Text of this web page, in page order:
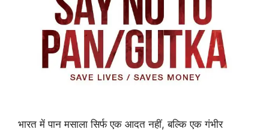
भारत में पान मसाला सिर्फ एक आदत नहीं, बल्कि एक गंभीर